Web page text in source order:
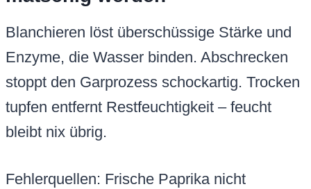
Blanchieren löst überschüssige Stärke und
Enzyme, die Wasser binden. Abschrecken
stoppt den Garprozess schockartig. Trocken
tupfen entfernt Restfeuchtigkeit – feucht
bleibt nix übrig.
Fehlerquellen: Frische Paprika nicht